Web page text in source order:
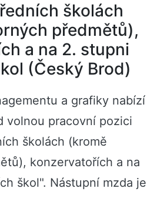
školách
předmětů),
a na 2. stupni
(Český Brod)
a grafiky nabízí
volnou pracovní pozici
školách (kromě
konzervatořích a na
škol". Nástupní mzda je